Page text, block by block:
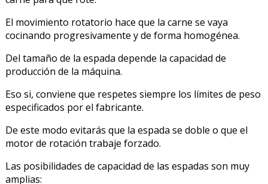
El movimiento rotatorio hace que la carne se vaya
cocinando progresivamente y de forma homogénea.
Del tamaño de la espada depende la capacidad de
producción de la máquina.
Eso si, conviene que respetes siempre los límites de peso
especificados por el fabricante.
De este modo evitarás que la espada se doble o que el
motor de rotación trabaje forzado.
Las posibilidades de capacidad de las espadas son muy
amplias: